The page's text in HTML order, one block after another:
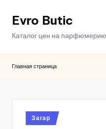
ПерейтиEvro Butic
Каталог цен на парфюмерию
Главная страница
Опубликовано
в
Загар